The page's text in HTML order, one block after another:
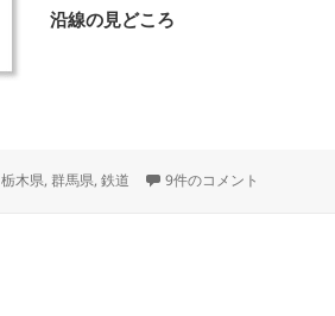
沿線の見どころ
カ
栃木県,群馬県,鉄道 わたらせ渓谷鐡道 への
9件のコメント